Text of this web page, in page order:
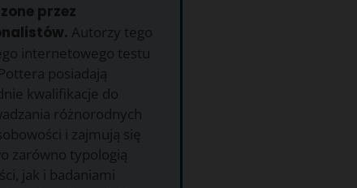
przez
Autorzy tego
internetowego testu
posiadają
kwalifikacje do
różnorodnych
i zajmują się
zarówno typologią
jak i badaniami